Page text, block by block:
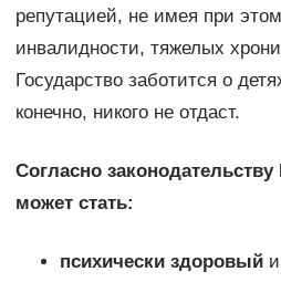
репутацией, не имея при
инвалидности, тяжелых
Государство заботится о
конечно, никого не отдаст.
Согласно
может стать:
психически здоровыйи